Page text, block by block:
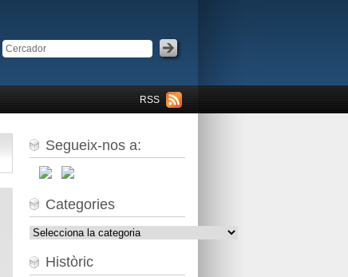
RSS
Segueix-nos a:
Categories
Categories
Històric